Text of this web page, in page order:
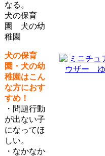
なる。
犬の保育
園 犬の幼
稚園
犬の保育
園・犬の幼
稚園はこん
な方におす
すめ！
・問題行動
が出ない子
になってほ
しい。
・なかなか